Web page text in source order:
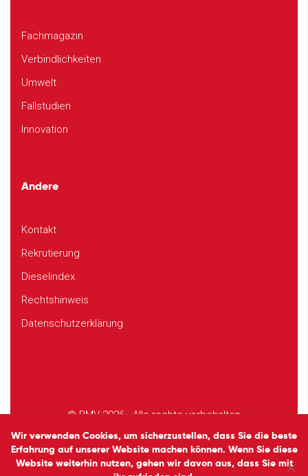
Fachmagazin
Verbindlichkeiten
Umwelt
Fallstudien
Innovation
Andere
Kontakt
Rekrutierung
Dieselindex
Rechtshinweis
Datenschutzerklärung
© BMV 2026 - Alle rechte vorbehalten
DesignStudio EVOL
Wir verwenden Cookies, um sicherzustellen, dass Sie die beste
Erfahrung auf unserer Website machen können. Wenn Sie diese
Website weiterhin nutzen, gehen wir davon aus, dass Sie mit